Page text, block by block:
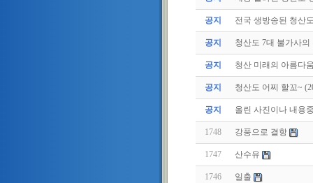
공지 전국 생방송된 청산
공지 청산도 7대 불가사의
공지 청산 미래의 아름다
공지 청산도 어찌 할꼬~
공지 올린 사진이나 내용
1748 강풍으로 결항
1747 산수유
1746 일출